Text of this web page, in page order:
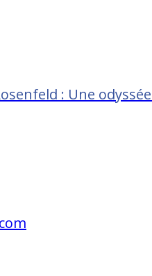
: Une